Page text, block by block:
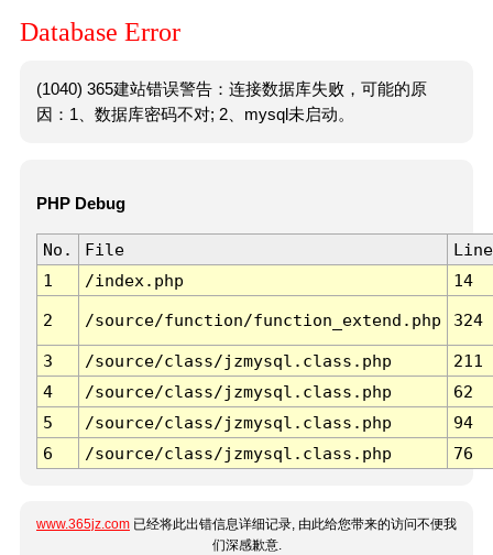
Database Error
(1040) 365建站错误警告：连接数据库失败，可能的原
因：1、数据库密码不对; 2、mysql未启动。
PHP Debug
No. File
Line
1
/index.php 14
2 /source/function/function_extend.php 324
3 /source/class/jzmysql.class.php
211
4
/source/class/jzmysql.class.php
62
5
/source/class/jzmysql.class.php
94
6
/source/class/jzmysql.class.php 76
www.365jz.com 已经将此出错信息详细记录, 由此给您带来的访问不便我
们深感歉意.